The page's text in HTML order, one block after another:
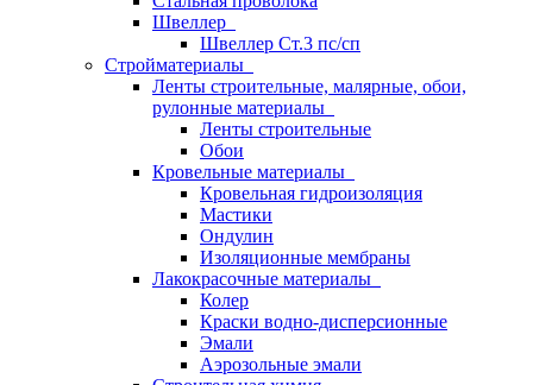
Швеллер
Швеллер Ст.3 пс/сп
Стройматериалы
Ленты строительные, малярные, обои,
рулонные материалы
Ленты строительные
Обои
Кровельные материалы
Кровельная гидроизоляция
Мастики
Ондулин
Изоляционные мембраны
Лакокрасочные материалы
Колер
Краски водно-дисперсионные
Эмали
Аэрозольные эмали